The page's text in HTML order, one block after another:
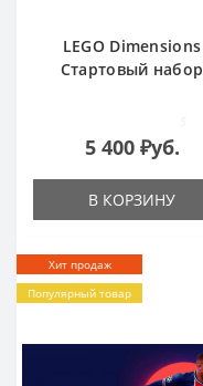
LEGO Dimensions
Стартовый набор
5 400 ₽уб.
В КОРЗИНУ
Хит продаж
Популярный товар